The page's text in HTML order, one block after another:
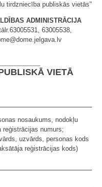
tirdzniecība publiskās vietās"
ADMINISTRĀCIJA
63005538,
VIETĀ
nosaukums, nodokļu
reģistrācijas numurs;
uzvārds, personas kods
reģistrācijas kods)